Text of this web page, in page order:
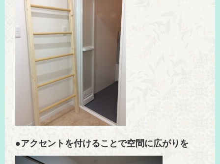
●アクセントを付けることで空間に広がりを